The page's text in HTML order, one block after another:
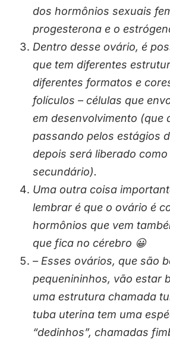
dos hormônios sexuais
progesterona e o
Dentro desse ovário, é
que tem diferentes
diferentes formatos e
folículos – células que
em desenvolvimento (que
passando pelos estágios
depois será liberado
secundário).
Uma outra coisa
lembrar é que o ovário é
hormônios que vem
que fica no cérebro 😀
– Esses ovários, que são
pequenininhos, vão estar
uma estrutura chamada
tuba uterina tem uma
“dedinhos”, chamadas